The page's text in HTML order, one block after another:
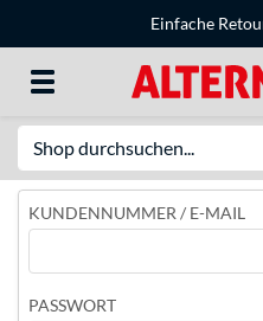
Einfache
KUNDENNUMMER / E-MAIL
PASSWORT